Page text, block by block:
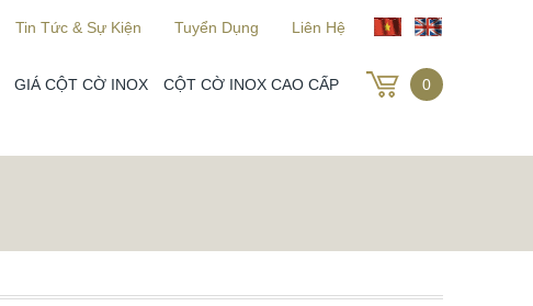
Tin Tức & Sự Kiện Tuyển Dụng Liên Hệ
GIÁ CỘT CỜ INOX CỘT CỜ INOX CAO CẤP 0